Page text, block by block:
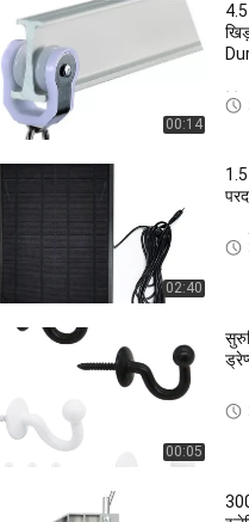
00:14
4.5
02:40
1.5
00:05